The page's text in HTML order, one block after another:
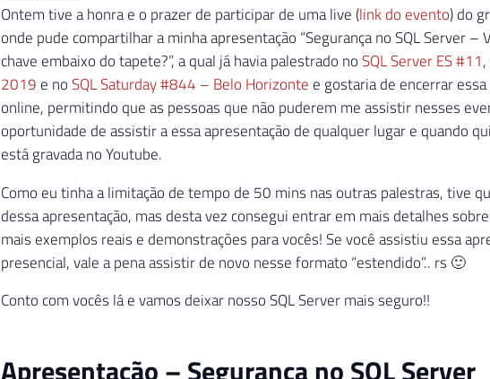
Ontem tive a honra e o prazer de participar de uma live (link do evento) do
onde pude compartilhar a minha apresentação “Segurança no SQL Server –
chave embaixo do tapete?”, a qual já havia palestrado noSQL Server ES #11,
2019 e noSQL Saturday #844 – Belo Horizonte e gostaria de encerrar
online, permitindo que as pessoas que não puderem me assistir nesses
oportunidade de assistir a essa apresentação de qualquer lugar e quando
está gravada no Youtube.
Como eu tinha a limitação de tempo de 50 mins nas outras palestras, tive
dessa apresentação, mas desta vez consegui entrar em mais detalhes
mais exemplos reais e demonstrações para vocês! Se você assistiu essa
presencial, vale a pena assistir de novo nesse formato “estendido”.. rs 🙂
Conto com vocês lá e vamos deixar nosso SQL Server mais seguro!!